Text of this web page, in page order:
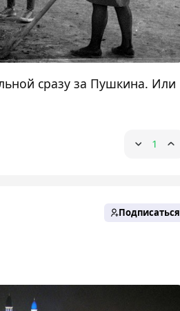
сразу за Пушкина. Или
1
Подписаться